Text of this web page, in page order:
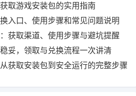
取游戏安装包的实用指南
入口、使用步骤和常见问题说明
获取渠道、使用步骤与避坑提醒
妥，领取与兑换流程一次讲清
获取安装包到安全运行的完整步骤